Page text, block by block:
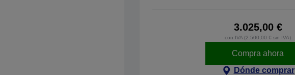
3.025,00 €
con IVA (2.500,00 € sin IVA)
Compra ahora
Dónde comprar